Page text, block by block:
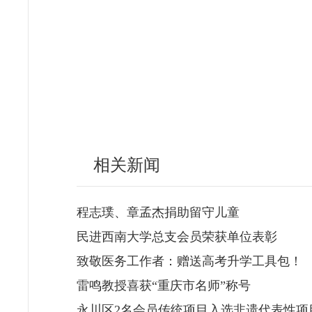
相关新闻
程志璞、章孟杰捐助留守儿童
民进西南大学总支会员荣获单位表彰
致敬医务工作者：赠送高考升学工具包！
雷鸣教授喜获“重庆市名师”称号